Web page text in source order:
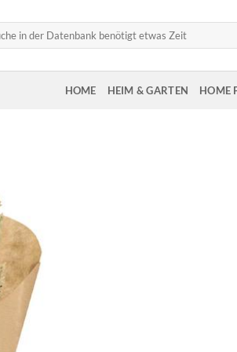
HOME HEIM & GARTEN HOME